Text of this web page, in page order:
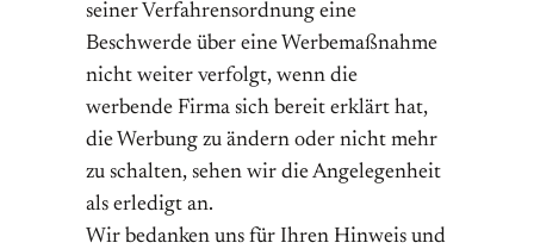
seiner Verfahrensordnung eine
Beschwerde über eine Werbemaßnahme
nicht weiter verfolgt, wenn die
werbende Firma sich bereit erklärt hat,
die Werbung zu ändern oder nicht mehr
zu schalten, sehen wir die Angelegenheit
als erledigt an.
Wir bedanken uns für Ihren Hinweis und